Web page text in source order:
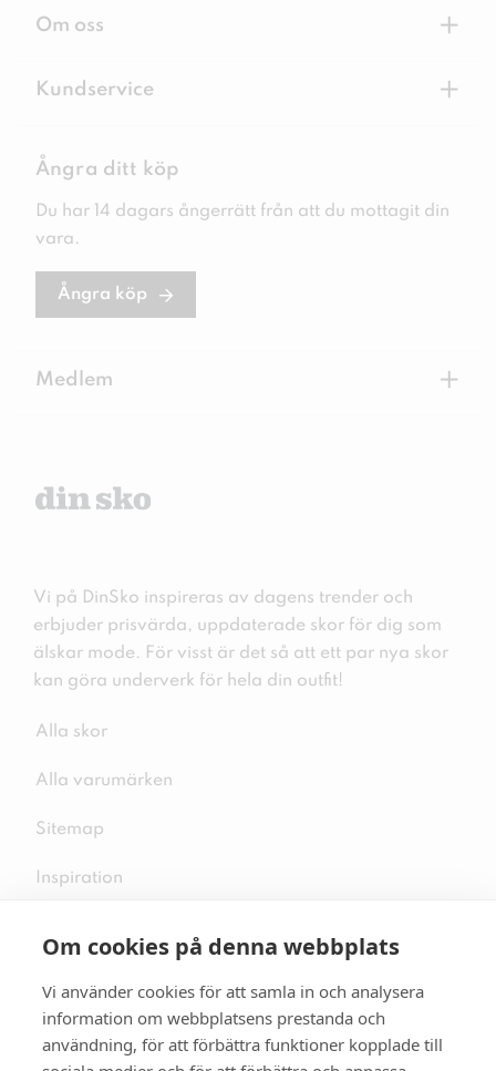
Om cookies på denna webbplats
Vi använder cookies för att samla in och analysera
information om webbplatsens prestanda och
användning, för att förbättra funktioner kopplade till
Om oss +
Kundservice +
Ångra ditt köp
Du har 14 dagars ångerrätt från att du mottagit din
vara.
Ångra köp
Medlem +
Vi på DinSko inspireras av dagens trender och
erbjuder prisvärda, uppdaterade skor för dig som
älskar mode. För visst är det så att ett par nya skor
kan göra underverk för hela din outfit!
Alla skor
Alla varumärken
Sitemap
Inspiration
Följ oss på sociala medier